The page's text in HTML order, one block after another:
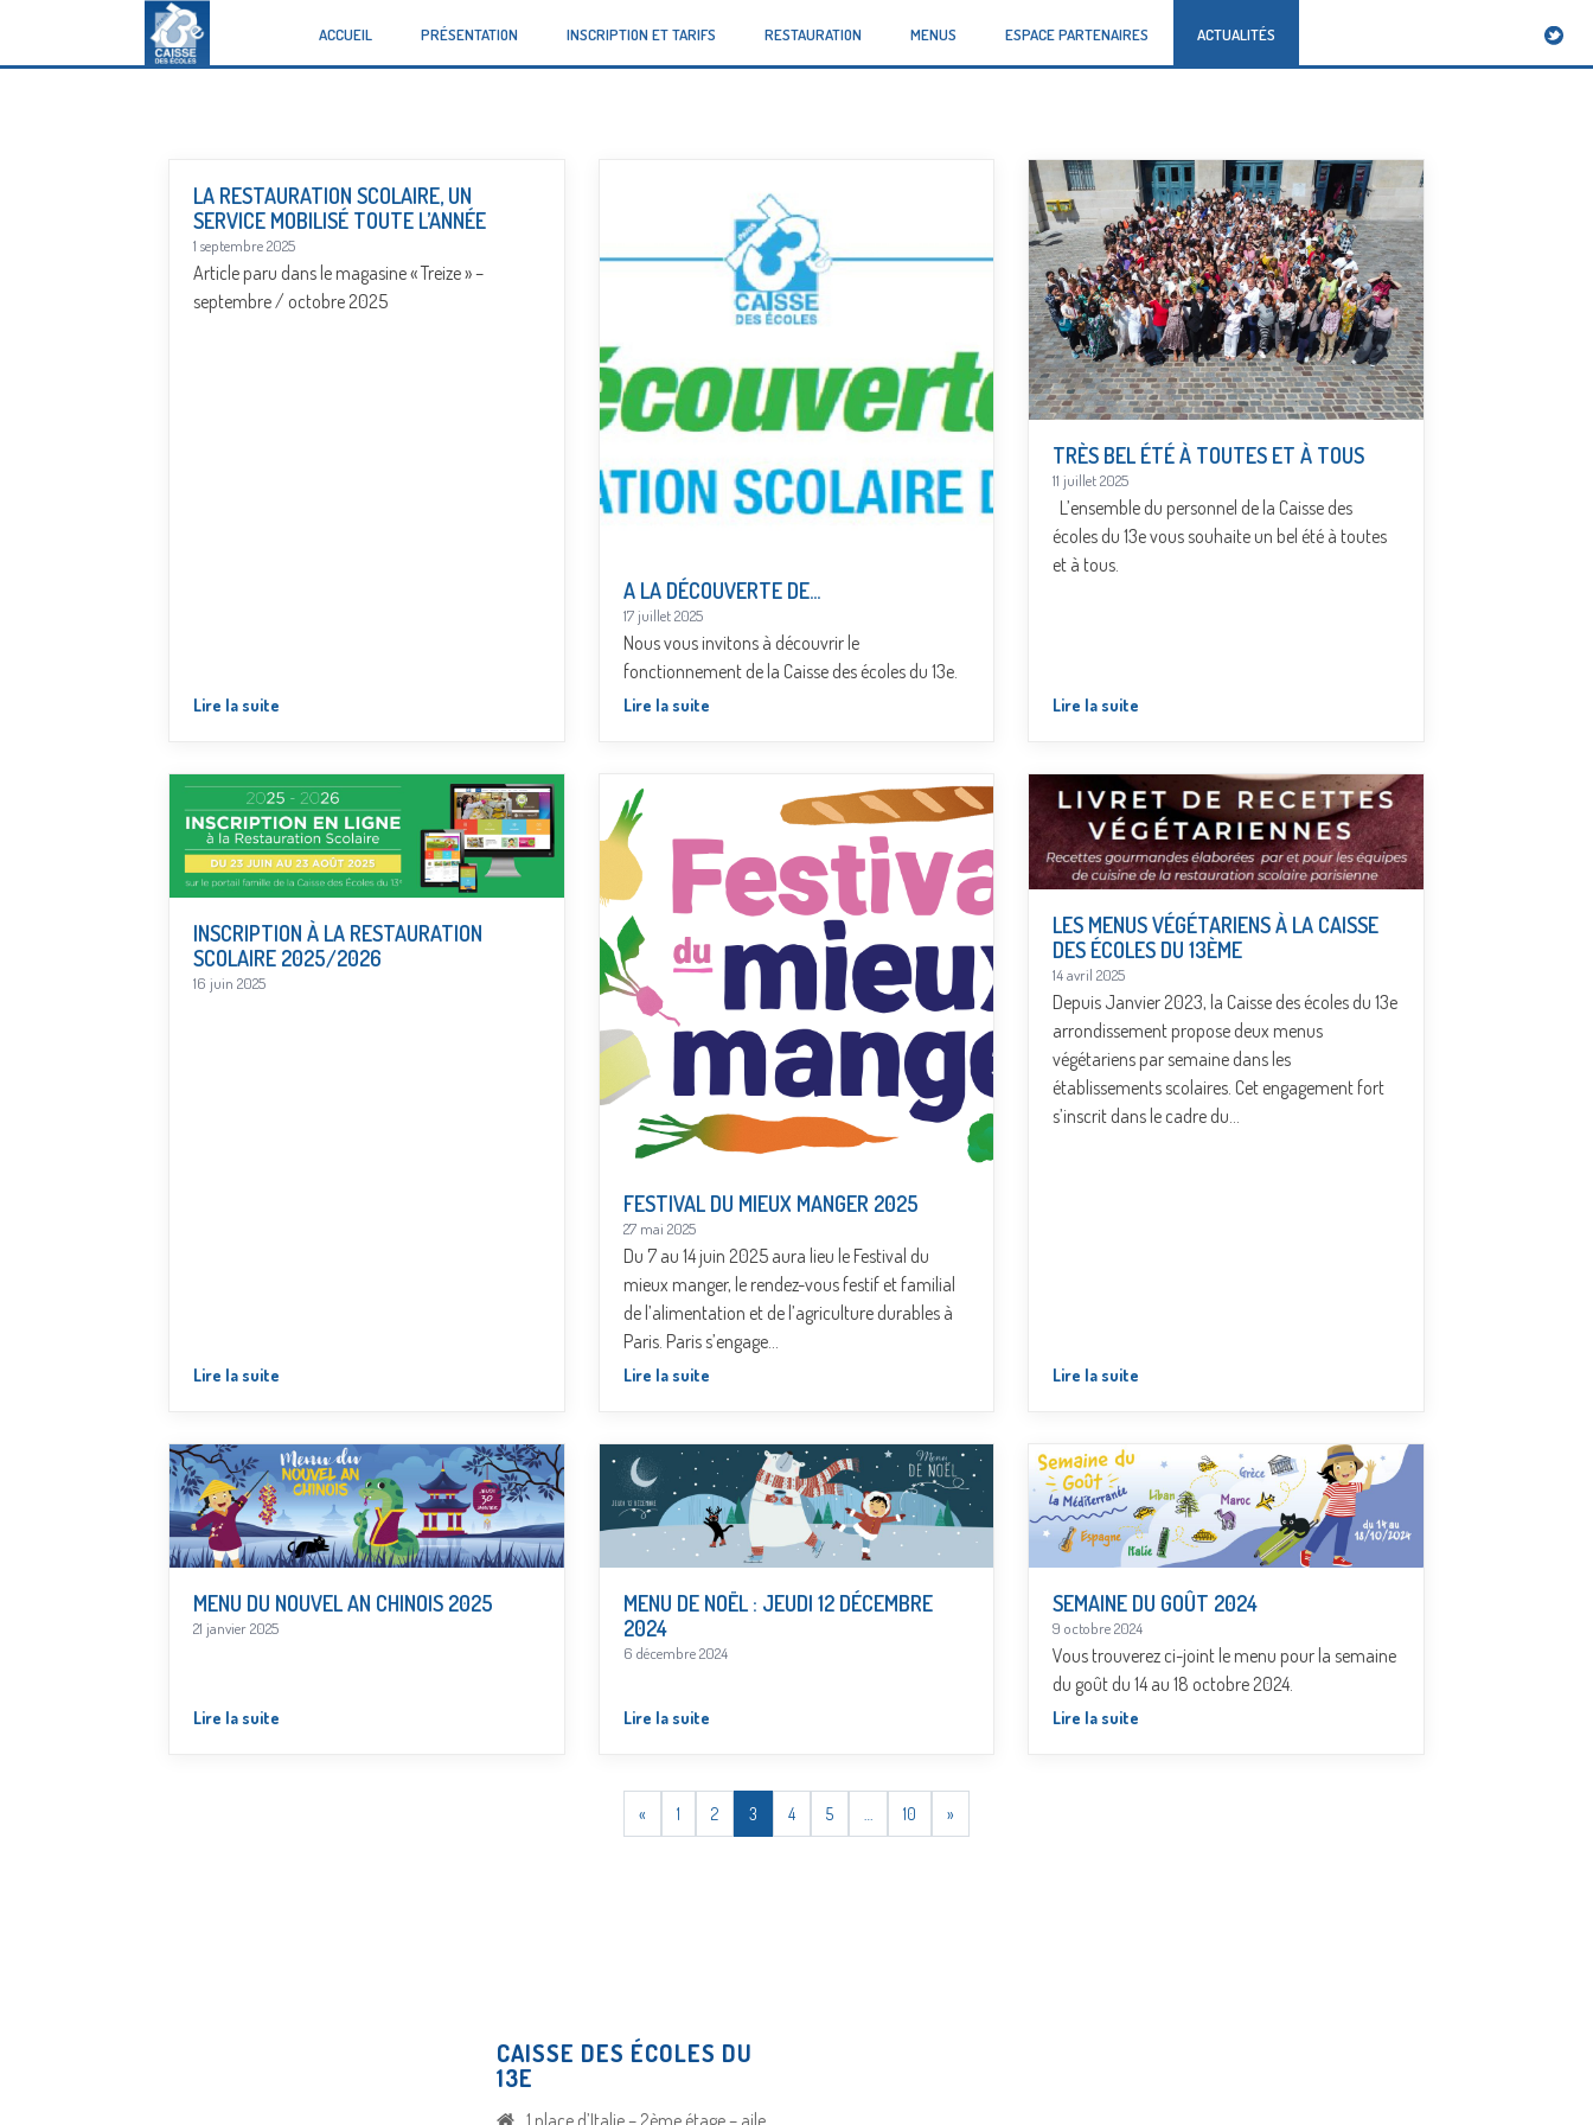
ACCUEIL PRÉSENTATION INSCRIPTION ET TARIFS RESTAURATION MENUS ESPACE PARTENAIRES ACTUALITÉS
LA RESTAURATION SCOLAIRE, UN
SERVICE MOBILISÉ TOUTE L’ANNÉE
1 septembre 2025
Article paru dans le magasine « Treize » –
septembre / octobre 2025
Lire la suite
A LA DÉCOUVERTE DE…
17 juillet 2025
Nous vous invitons à découvrir le
fonctionnement de la Caisse des écoles du 13e.
Lire la suite
TRÈS BEL ÉTÉ À TOUTES ET À TOUS
11 juillet 2025
L’ensemble du personnel de la Caisse des
écoles du 13e vous souhaite un bel été à toutes
et à tous.
Lire la suite
INSCRIPTION À LA RESTAURATION
SCOLAIRE 2025/2026
16 juin 2025
Lire la suite
FESTIVAL DU MIEUX MANGER 2025
27 mai 2025
Du 7 au 14 juin 2025 aura lieu le Festival du
mieux manger, le rendez-vous festif et familial
de l’alimentation et de l’agriculture durables à
Paris. Paris s’engage…
Lire la suite
LES MENUS VÉGÉTARIENS À LA CAISSE
DES ÉCOLES DU 13ÈME
14 avril 2025
Depuis Janvier 2023, la Caisse des écoles du 13e
arrondissement propose deux menus
végétariens par semaine dans les
établissements scolaires. Cet engagement fort
s’inscrit dans le cadre du…
Lire la suite
MENU DU NOUVEL AN CHINOIS 2025
21 janvier 2025
Lire la suite
MENU DE NOËL : JEUDI 12 DÉCEMBRE
2024
6 décembre 2024
Lire la suite
SEMAINE DU GOÛT 2024
9 octobre 2024
Vous trouverez ci-joint le menu pour la semaine
du goût du 14 au 18 octobre 2024.
Lire la suite
« 1 2 3 4 5 10 »
CAISSE DES ÉCOLES DU
13E